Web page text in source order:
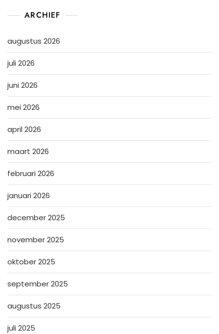
ARCHIEF
augustus 2026
juli 2026
juni 2026
mei 2026
april 2026
maart 2026
februari 2026
januari 2026
december 2025
november 2025
oktober 2025
september 2025
augustus 2025
juli 2025